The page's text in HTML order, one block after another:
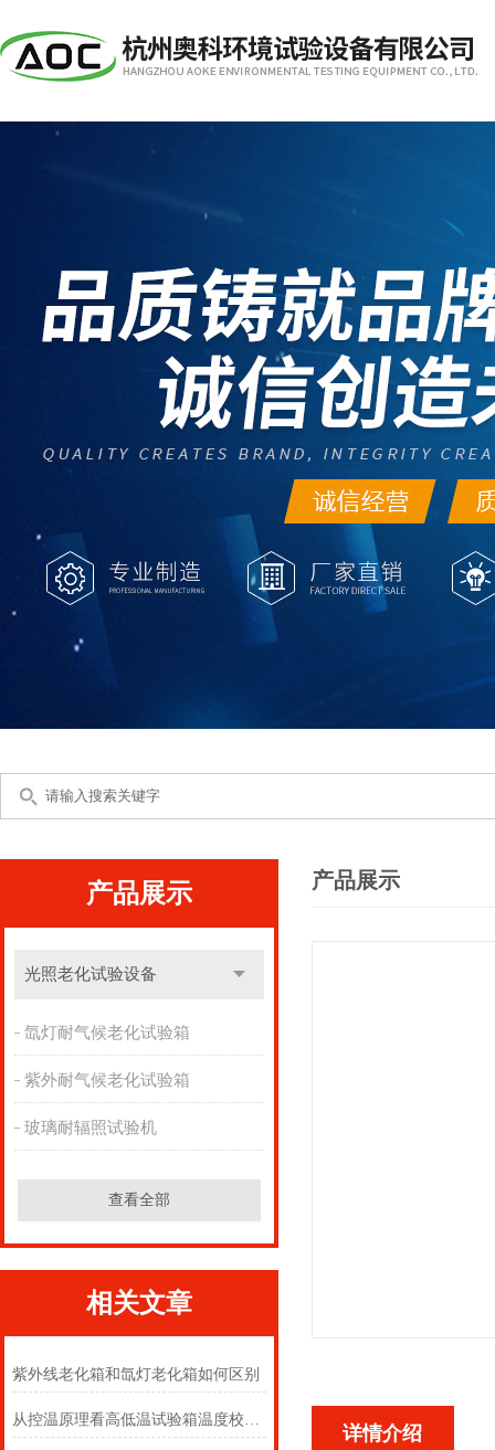
产品展示
光照老化试验设备
氙灯耐气候老化试验箱
紫外耐气候老化试验箱
玻璃耐辐照试验机
查看全部
相关文章
紫外线老化箱和氙灯老化箱如何区别
从控温原理看高低温试验箱温度校准的必要性
产品展示
详情介绍